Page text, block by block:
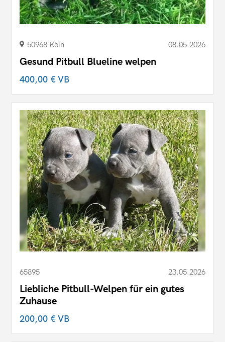
50968 Köln 08.05.2026
Gesund Pitbull Blueline welpen
400,00 €VB
65895 23.05.2026
Liebliche Pitbull-Welpen für ein gutes
Zuhause
200,00 €VB